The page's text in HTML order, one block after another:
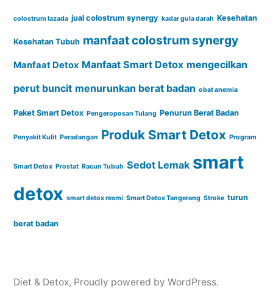
colostrum lazada jual colostrum synergy kadar gula darah Kesehatan
Kesehatan Tubuh manfaat colostrum synergy
Manfaat Detox Manfaat Smart Detox mengecilkan
perut buncit menurunkan berat badan obat anemia
Paket Smart Detox Pengeroposan Tulang Penurun Berat Badan
Penyakit Kulit Peradangan Produk Smart Detox Program
Smart Detox Prostat Racun Tubuh Sedot Lemak smart
detox smart detox resmi Smart Detox Tangerang Stroke turun
berat badan
Diet & Detox, Proudly powered by WordPress.